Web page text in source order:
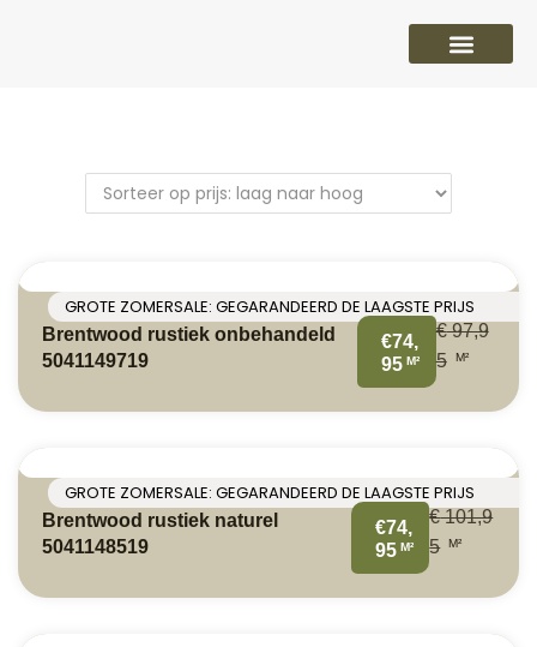
GROTE ZOMERSALE: GEGARANDEERD DE LAAGSTE PRIJS
Brentwood rustiek onbehandeld
5041149719
€74,
95 M²
€97,9
5
M²
GROTE ZOMERSALE: GEGARANDEERD DE LAAGSTE PRIJS
Brentwood rustiek naturel
5041148519
€74,
95 M²
€101,9
5
M²